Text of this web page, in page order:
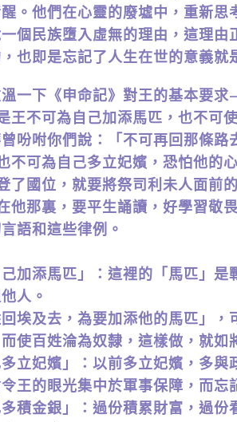
。他們在心靈的廢墟中，重新思
個民族墮入虛無的理由，這理由
也即是忘記了人生在世的意義就
一下《申命記》對王的基本要
不可為自己加添馬匹，也不可
吩咐你們說：「不可再回那條路
可為自己多立妃嬪，恐怕他的
國位，就要將祭司利未人面前
那裏，要平生誦讀，好學習敬
語和這些律例。
己加添馬匹」：這裡的「馬匹」
人。
回埃及去，為要加添他的馬匹」
使百姓淪為奴隸，這樣做，就如
多立妃嬪」：以前多立妃嬪，多
王的眼光集中於軍事保障，而忘
多積金銀」：過份積累財富，過